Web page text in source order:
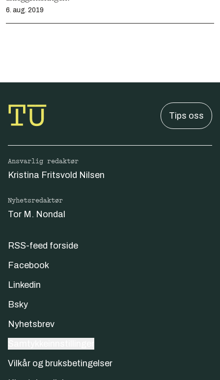
6. aug. 2019
Tips oss
Ansvarlig redaktør
Kristina Fritsvold Nilsen
Nyhetsredaktør
Tor M. Nondal
RSS-feed forside
Facebook
Linkedin
Bsky
Nyhetsbrev
Vilkår og bruksbetingelser